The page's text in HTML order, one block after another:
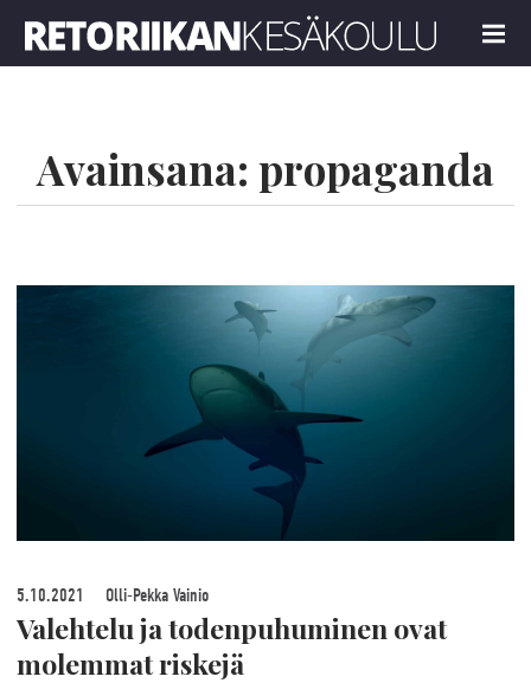
MENU
Avainsana: propaganda
5.10.2021 Olli-Pekka Vainio
Valehtelu ja todenpuhuminen ovat
molemmat riskejä